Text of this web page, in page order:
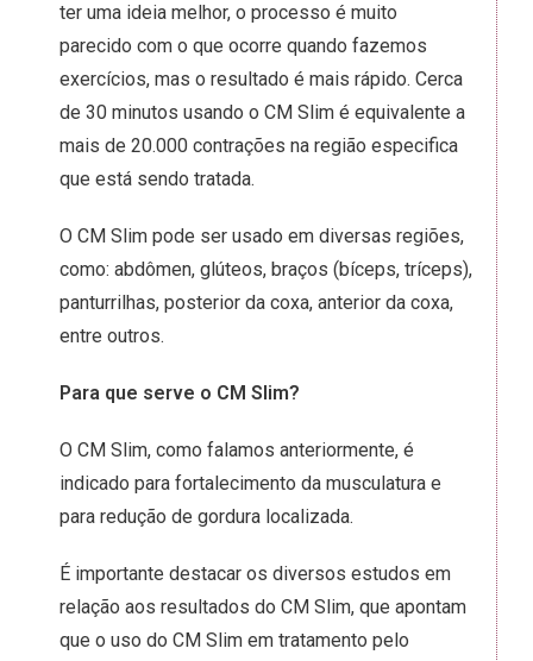
ter uma ideia melhor, o processo é muito
parecido com o que ocorre quando fazemos
exercícios, mas o resultado é mais rápido. Cerca
de 30 minutos usando o CM Slim é equivalente a
mais de 20.000 contrações na região especifica
que está sendo tratada.
O CM Slim pode ser usado em diversas regiões,
como: abdômen, glúteos, braços (bíceps, tríceps),
panturrilhas, posterior da coxa, anterior da coxa,
entre outros.
Para que serve o CM Slim?
O CM Slim, como falamos anteriormente, é
indicado para fortalecimento da musculatura e
para redução de gordura localizada.
É importante destacar os diversos estudos em
relação aos resultados do CM Slim, que apontam
que o uso do CM Slim em tratamento pelo